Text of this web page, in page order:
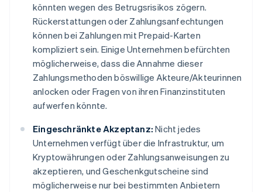
könnten wegen des Betrugsrisikos zögern.
Rückerstattungen oder Zahlungsanfechtungen
können bei Zahlungen mit Prepaid-Karten
kompliziert sein. Einige Unternehmen befürchten
möglicherweise, dass die Annahme dieser
Zahlungsmethoden böswillige Akteure/Akteurinnen
anlocken oder Fragen von ihren Finanzinstituten
aufwerfen könnte.
Eingeschränkte Akzeptanz: Nicht jedes
Unternehmen verfügt über die Infrastruktur, um
Kryptowährungen oder Zahlungsanweisungen zu
akzeptieren, und Geschenkgutscheine sind
möglicherweise nur bei bestimmten Anbietern